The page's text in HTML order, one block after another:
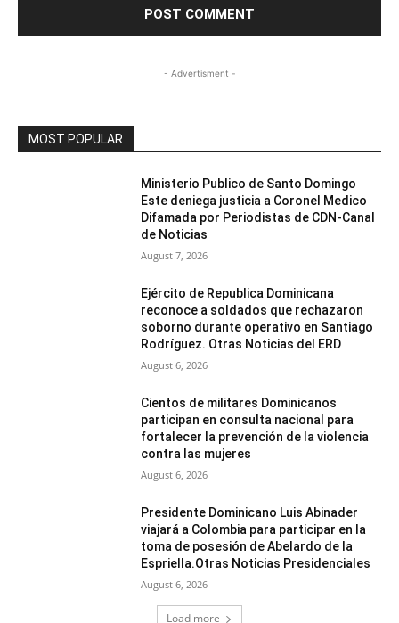
- Advertisment -
MOST POPULAR
Ministerio Publico de Santo Domingo
Este deniega justicia a Coronel Medico
Difamada por Periodistas de CDN-Canal
de Noticias
August 7, 2026
Ejército de Republica Dominicana
reconoce a soldados que rechazaron
soborno durante operativo en Santiago
Rodríguez. Otras Noticias del ERD
August 6, 2026
Cientos de militares Dominicanos
participan en consulta nacional para
fortalecer la prevención de la violencia
contra las mujeres
August 6, 2026
Presidente Dominicano Luis Abinader
viajará a Colombia para participar en la
toma de posesión de Abelardo de la
Espriella.Otras Noticias Presidenciales
August 6, 2026
Load more